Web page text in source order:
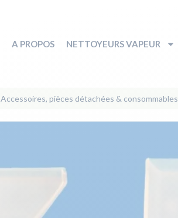
A PROPOS NETTOYEURS VAPEUR
Accessoires, pièces détachées & consommables